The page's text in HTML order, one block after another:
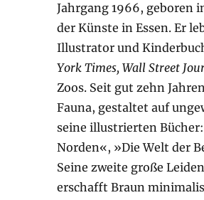
Jahrgang 1966, geboren
der Künste in Essen. Er
Illustrator und
York Times, Wall Street
Zoos. Seit gut zehn
Fauna, gestaltet auf
seine illustrierten
Norden«, »Die Welt der
Seine zweite große
erschafft Braun